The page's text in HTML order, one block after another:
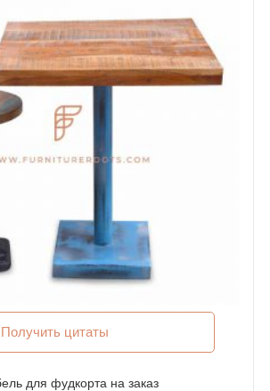
Получить цитаты
для фудкорта на заказ